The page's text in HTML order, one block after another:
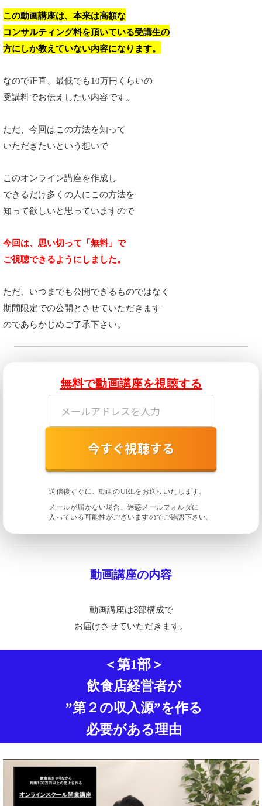
この動画講座は、 本来は高額な
コンサルティング料を頂いている受講生の
方にしか教えていない内容になります。
なので正直、最低でも10万円くらいの
受講料でお伝えしたい内容です。
ただ、今回はこの方法を知って
いただきたいという想いで
このオンライン講座を作成し
できるだけ多くの人にこの方法を
知って欲しいと思っていますので
今回は、思い切って「無料」で
ご視聴できるようにしました。
ただ、いつまでも公開できるものではなく
期間限定での公開とさせていただきます
のであらかじめご了承下さい。
無料で動画講座を視聴する
今すぐ視聴する
送信後すぐに、動画のURLをお送りいたします。
メールが届かない場合、迷惑メールフォルダに
入っている可能性がございますのでご確認下さい。
動画講座の内容
動画講座は3部構成で
お届けさせていただきます。
＜ 第1部＞
飲食店経営者が
”第２の収入源”を作る
必要がある理由